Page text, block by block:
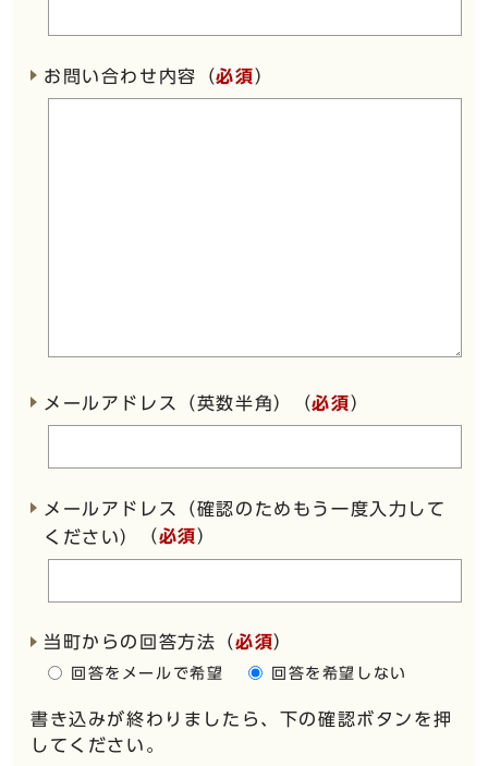
お問い合わせ内容（必須）
メールアドレス（英数半角）（必須）
メールアドレス（確認のためもう一度入力して
ください）
（必須）
当町からの回答方法 （必須）
回答をメールで希望 回答を希望しない
書き込みが終わりましたら、下の確認ボタンを押
してください。